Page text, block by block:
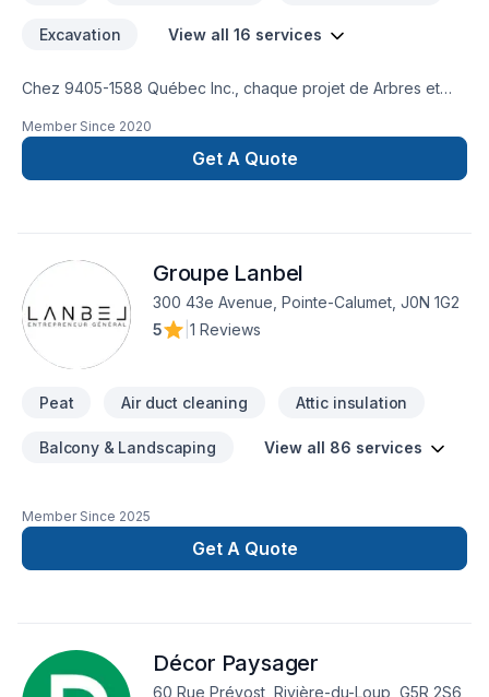
Excavation View all 16 services
Chez 9405-1588 Québec Inc., chaque projet de Arbres et
Horticulture, Irrigation, Muret, Pavé uni, Paysagement, Tourbe
est l'occasion de démontrer notre engagement envers la
qualité et la satisfaction client à Abitibi-Témiscamingue,Bas
Lac-Saint-Jean. Nous privilégions la transparence, l'écoute et
l'efficacité pour bâtir des relations de confiance avec nos
clients. Nous sommes impatients de collaborer avec vous
pour concrétiser votre projet.
Member Since 2020
Get A Quote
Groupe Lanbel
300 43e Avenue, Pointe-Calumet, J0N 1G2
5
1 Reviews
Peat Air duct cleaning Attic insulation
Balcony & Landscaping View all 86 services
Member Since 2025
Get A Quote
Décor Paysager
60 Rue Prévost, Rivière-du-Loup, G5R 2S6